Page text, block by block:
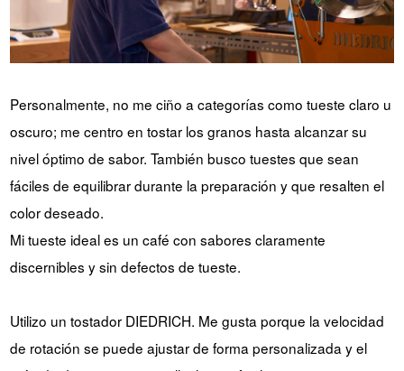
Personalmente, no me ciño a categorías como tueste claro u
oscuro; me centro en tostar los granos hasta alcanzar su
nivel óptimo de sabor. También busco tuestes que sean
fáciles de equilibrar durante la preparación y que resalten el
color deseado.
Mi tueste ideal es un café con sabores claramente
discernibles y sin defectos de tueste.
Utilizo un tostador DIEDRICH. Me gusta porque la velocidad
de rotación se puede ajustar de forma personalizada y el